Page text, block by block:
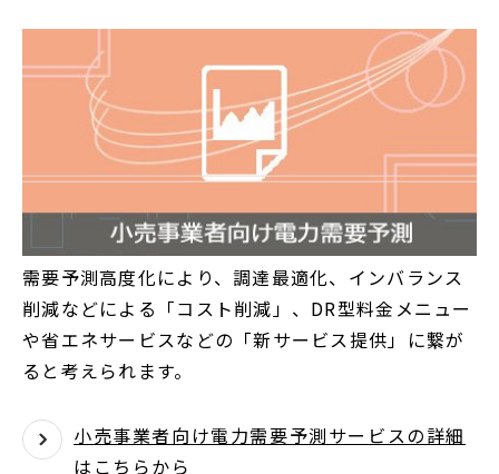
需要予測高度化により、調達最適化、インバランス
削減などによる「コスト削減」、DR型料金メニュー
や省エネサービスなどの「新サービス提供」に繋が
ると考えられます。
小売事業者向け電力需要予測サービスの詳細
はこちらから